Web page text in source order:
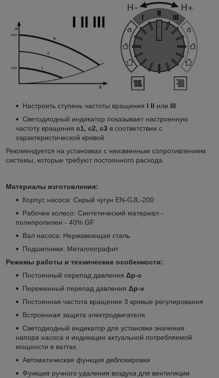
Настроить ступень частоты вращения I II или III
Светодиодный индикатор показывает настроенную
частоту вращения c1, c2, c3 в соответствии с
характеристической кривой
Рекомендуется на установках с неизменным сопротивлением
системы, которые требуют постоянного расхода.
Материалы изготовления:
Корпус насоса: Серый чугун EN‐GJL-200
Рабочее колесо: Синтетический материал -
полипропилен - 40% GF
Вал насоса: Нержавеющая сталь
Подшипники: Металлографит
Режимы работы и технические особенности:
Постоянный перепад давления Δp-c
Переменный перепад давления Δp-v
Постоянная частота вращения 3 кривые регулирования
Встроенная защита электродвигателя
Светодиодный индикатор для установки значения
напора насоса и индикации актуальной потребляемой
мощности в ваттах
Автоматическая функция деблокировки
Функция ручного удаления воздуха для вентиляции